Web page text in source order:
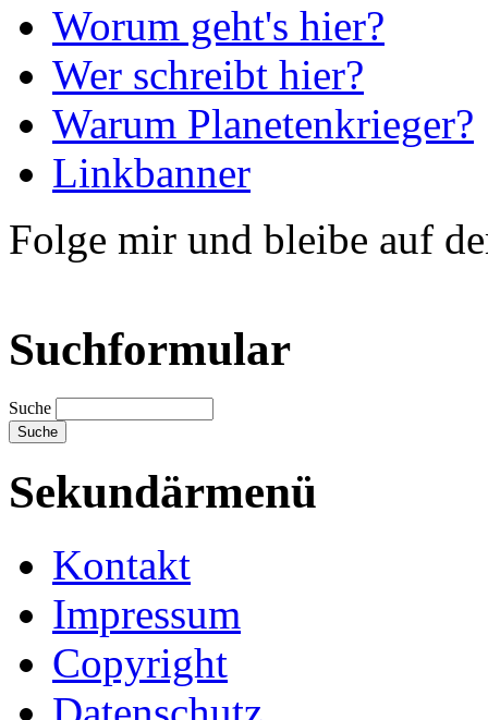
Worum geht's hier?
Wer schreibt hier?
Warum Planetenkrieger?
Linkbanner
Folge mir und bleibe auf
Suchformular
Suche
Sekundärmenü
Kontakt
Impressum
Copyright